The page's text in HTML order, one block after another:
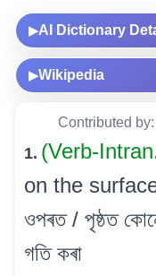
▶AI Dictionary
▶Wikipedia
Contributed by:
1. (Verb-
on the surface
ওপৰত / পৃষ্ঠত
গতি কৰা